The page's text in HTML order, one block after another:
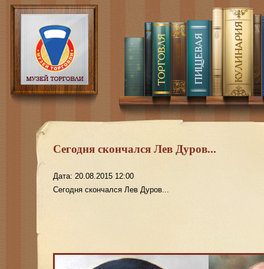
Сегодня скончался Лев Дуров...
Дата: 20.08.2015 12:00
Сегодня скончался Лев Дуров...